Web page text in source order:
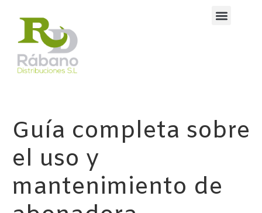
Guía completa sobre
el uso y
mantenimiento de